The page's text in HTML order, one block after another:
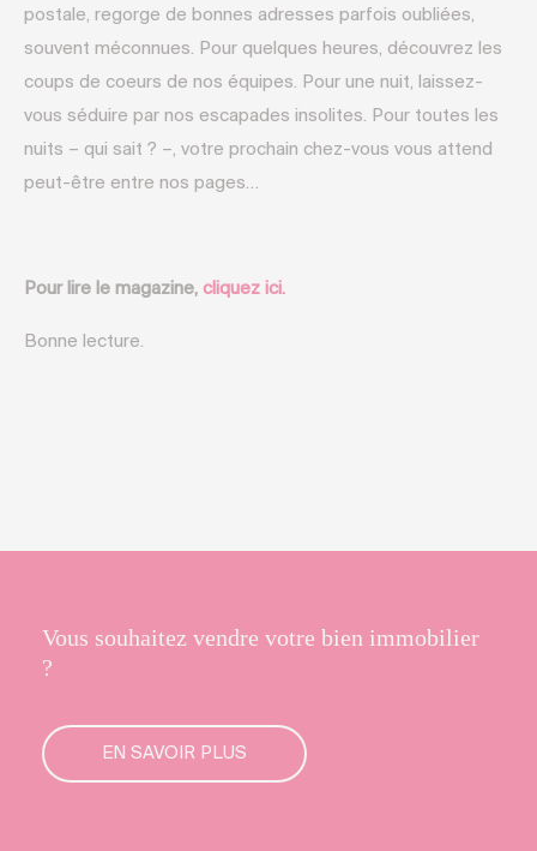
postale, regorge de bonnes adresses parfois oubliées,
souvent méconnues. Pour quelques heures, découvrez les
coups de coeurs de nos équipes. Pour une nuit, laissez-
vous séduire par nos escapades insolites. Pour toutes les
nuits – qui sait ? –, votre prochain chez-vous vous attend
peut-être entre nos pages…
Pour lire le magazine, cliquez ici.
Bonne lecture.
Vous souhaitez vendre votre bien immobilier
?
EN SAVOIR PLUS